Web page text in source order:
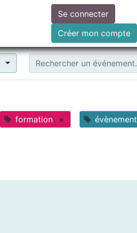
Faire un don
Se connecter
Créer mon compte
formation × évènement